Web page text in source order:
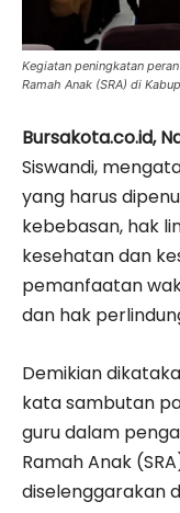
Kegiatan peningkatan
Ramah Anak (SRA) di
Bursakota.co.id,
Siswandi,
yang harus
kebebasan, hak
kesehatan dan
pemanfaatan
dan hak
Demikian
kata sambutan
guru dalam
Ramah Anak
diselenggarakan